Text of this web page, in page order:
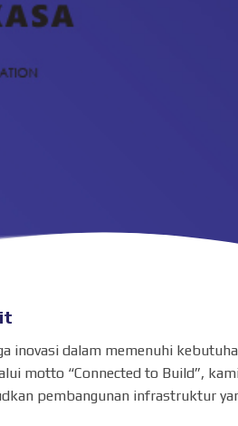
dalam memenuhi
motto “Connected to Build”,
pembangunan infrastruktur